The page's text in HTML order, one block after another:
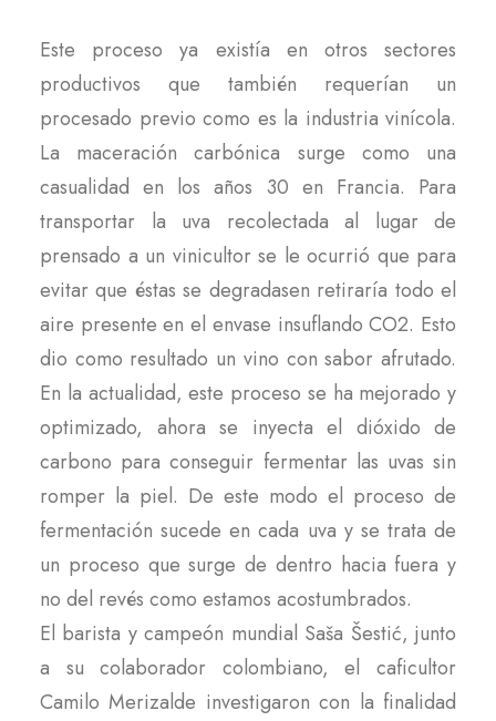
Este proceso ya existía en otros sectores
productivos que también requerían un
procesado previo como es la industria vinícola.
La maceración carbónica surge como una
casualidad en los años 30 en Francia. Para
transportar la uva recolectada al lugar de
prensado a un vinicultor se le ocurrió que para
evitar que éstas se degradasen retiraría todo el
aire presente en el envase insuflando CO2. Esto
dio como resultado un vino con sabor afrutado.
En la actualidad, este proceso se ha mejorado y
optimizado, ahora se inyecta el dióxido de
carbono para conseguir fermentar las uvas sin
romper la piel. De este modo el proceso de
fermentación sucede en cada uva y se trata de
un proceso que surge de dentro hacia fuera y
no del revés como estamos acostumbrados.
El barista y campeón mundial Saša Šestić, junto
a su colaborador colombiano, el caficultor
Camilo Merizalde investigaron con la finalidad